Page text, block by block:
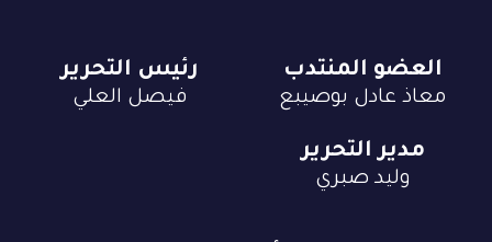
العضو المنتدب
معاذ عادل بوصيبع
رئيس التحرير
فيصل العلي
مدير التحرير
وليد صبري